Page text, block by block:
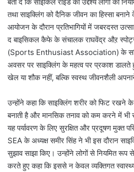
तथा साइक्लिंग को दैनिक जीवन का हिस्सा बनाने
आयोजन के दौरान प्रतिभागियों में जबरदस्त
द बाइसिकल कैफे के संचालक राघवेंद्र औऱ
(Sports Enthusiast Association) के
अवसर पर साइक्लिंग के महत्व पर प्रकाश
खेल या शौक नहीं, बल्कि स्वस्थ जीवनशैली
उन्होंने कहा कि साइक्लिंग शरीर को फिट
बनाती है और मानसिक तनाव को कम करने में भी
यह पर्यावरण के लिए सुरक्षित और प्रदूषण मुक्त
SEA के अध्यक्ष समीर सिंह ने भी इस दौरान
सुझाव साझा किए। उन्होंने लोगों से नियमित रूप
करते हुए कहा कि इससे न केवल व्यक्तिगत